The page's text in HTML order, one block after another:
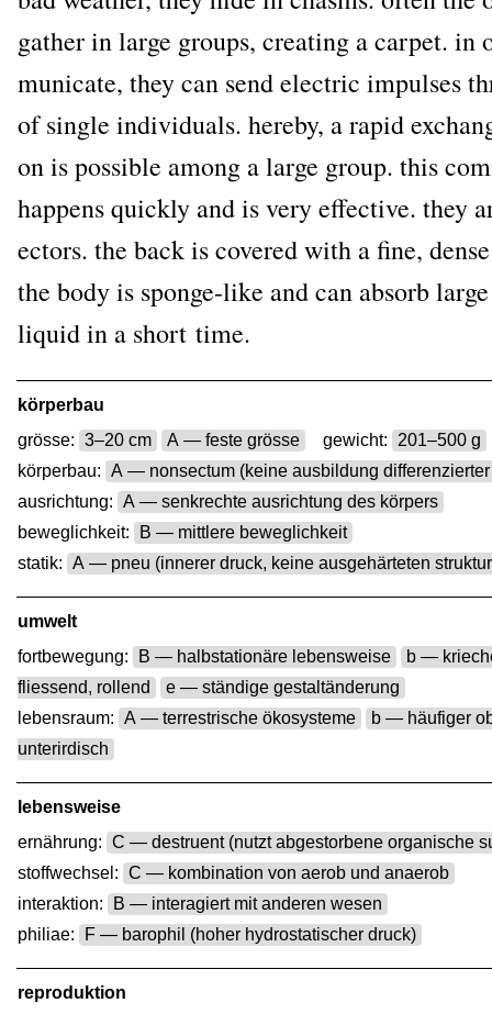
gather in lar­ge groups, crea­ting a car­pet.
mu­ni­ca­te, they can send elec­tric impul­ses
of sin­gle indi­vi­du­als. her­eby, a rapid
on is pos­si­ble among a lar­ge group. this
hap­pens quick­ly and is very effec­ti­ve. they
ec­tors. the back is cover­ed with a fine,
the body is spon­ge-like and can absorb
liquid in a short time.
körperbau
grösse: 3–20 cm A — feste grösse gewicht:
201–500 g
körperbau: A — nonsectum (keine ausbildung
ausrichtung: A — senkrechte ausrichtung des körpers
beweglichkeit:
B — mittlere beweglichkeit
statik: A — pneu (innerer druck, keine ausgehärteten
umwelt
fortbewegung:
B — halbstationäre lebensweise
b —
fliessend, rollend
e — ständige gestaltänderung
lebensraum: A — terrestrische ökosysteme
b — häufiger
unterirdisch
lebensweise
ernährung: C — destruent (nutzt abgestorbene organische
stoffwechsel: C — kombination von aerob und anaerob
interaktion:
B — interagiert mit anderen wesen
philiae:
F — barophil (hoher hydrostatischer druck)
reproduktion